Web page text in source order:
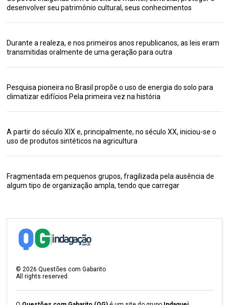
desenvolver seu patrimônio cultural, seus conhecimentos
Durante a realeza, e nos primeiros anos republicanos, as leis eram
transmitidas oralmente de uma geração para outra
Pesquisa pioneira no Brasil propõe o uso de energia do solo para
climatizar edifícios Pela primeira vez na história
A partir do século XIX e, principalmente, no século XX, iniciou-se o
uso de produtos sintéticos na agricultura
Fragmentada em pequenos grupos, fragilizada pela ausência de
algum tipo de organização ampla, tendo que carregar
© 2026 Questões com Gabarito
All rights reserved.